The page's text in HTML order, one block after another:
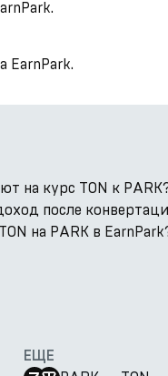
EarnPark.
на курс TON к
после
на PARK в
ЕЩЕ